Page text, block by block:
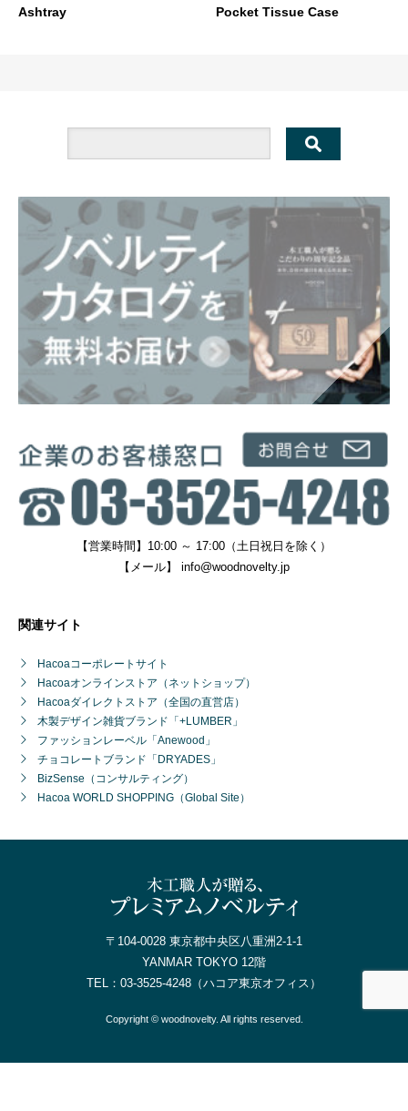
Ashtray Pocket Tissue Case
【営業時間】10:00 ～ 17:00（土日祝日を除く）
【メール】 info@woodnovelty.jp
関連サイト
Hacoaコーポレートサイト
Hacoaオンラインストア（ネットショップ）
Hacoaダイレクトストア（全国の直営店）
木製デザイン雑貨ブランド「+LUMBER」
ファッションレーベル「Anewood」
チョコレートブランド「DRYADES」
BizSense（コンサルティング）
Hacoa WORLD SHOPPING（Global Site）
〒104-0028 東京都中央区八重洲2-1-1
YANMAR TOKYO 12階
TEL： 03-3525-4248 （ハコア東京オフィス）
Copyright © woodnovelty. All rights reserved.